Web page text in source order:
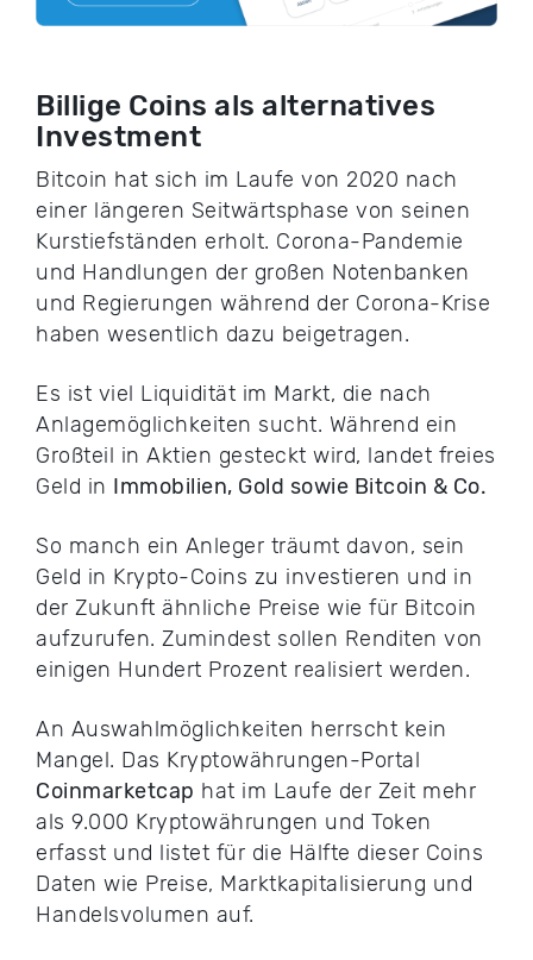
Billige Coins als alternatives
Investment
Bitcoin hat sich im Laufe von 2020 nach
einer längeren Seitwärtsphase von seinen
Kurstiefständen erholt. Corona-Pandemie
und Handlungen der großen Notenbanken
und Regierungen während der Corona-Krise
haben wesentlich dazu beigetragen.
Es ist viel Liquidität im Markt, die nach
Anlagemöglichkeiten sucht. Während ein
Großteil in Aktien gesteckt wird, landet freies
Geld in Immobilien, Gold sowie Bitcoin & Co.
So manch ein Anleger träumt davon, sein
Geld in Krypto-Coins zu investieren und in
der Zukunft ähnliche Preise wie für Bitcoin
aufzurufen. Zumindest sollen Renditen von
einigen Hundert Prozent realisiert werden.
An Auswahlmöglichkeiten herrscht kein
Mangel. Das Kryptowährungen-Portal
Coinmarketcap hat im Laufe der Zeit mehr
als 9.000 Kryptowährungen und Token
erfasst und listet für die Hälfte dieser Coins
Daten wie Preise, Marktkapitalisierung und
Handelsvolumen auf.